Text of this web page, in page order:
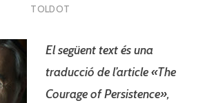
TOLDOT
El següent text és una
traducció de l’article «The
Courage of Persistence»,